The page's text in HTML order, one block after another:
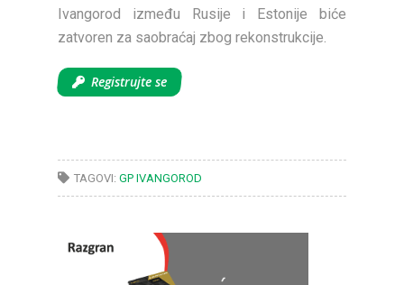
Ivangorod između Rusije i Estonije biće
zatvoren za saobraćaj zbog rekonstrukcije.
Registrujte se
TAGOVI: GP IVANGOROD